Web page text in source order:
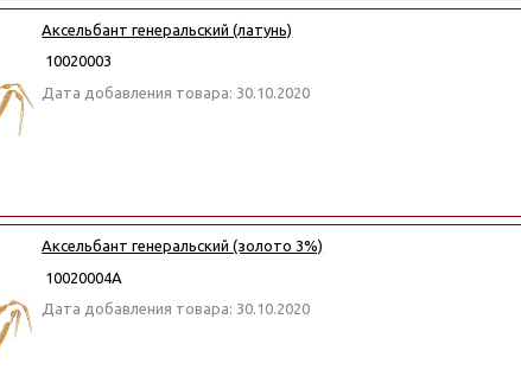
Аксельбант генеральский (латунь)
10020003
Дата добавления товара: 30.10.2020
Аксельбант генеральский (золото 3%)
10020004А
Дата добавления товара: 30.10.2020